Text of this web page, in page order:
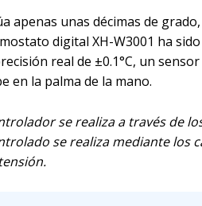
apenas unas décimas de
digital XH-W3001 ha
real de ±0.1°C, un
en la palma de la mano.
se realiza a través de
se realiza mediante los